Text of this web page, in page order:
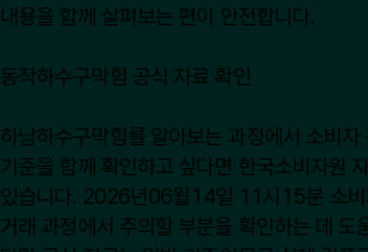
내용을 함께 살펴보는 편이 안전합니다.
동작하수구막힘 공식 자료 확인
하남하수구막힘를 알아보는 과정에서 소비자
기준을 함께 확인하고 싶다면 한국소비자원
있습니다. 2026년06월14일 11시15분 소비
거래 과정에서 주의할 부분을 확인하는 데 도